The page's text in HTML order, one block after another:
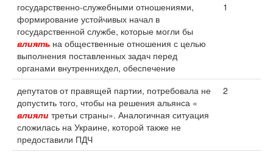
государственно-служебными отношениями,
формирование устойчивых начал в
государственной службе, которые могли бы
влиять на общественные отношения с целью
выполнения поставленных задач перед
органами внутреннихдел, обеспечение
1
депутатов от правящей партии, потребовала не
допустить того, чтобы на решения альянса «
влияли третьи страны». Аналогичная ситуация
сложилась на Украине, которой также не
предоставили ПДЧ
2